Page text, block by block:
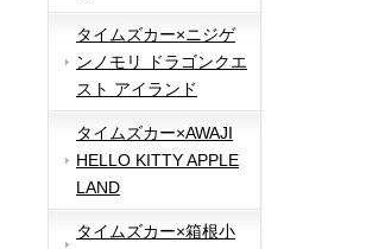
タイムズカー×ニジゲ
ンノモリ ドラゴンクエ
スト アイランド
タイムズカー×AWAJI
HELLO KITTY APPLE
LAND
タイムズカー×箱根小